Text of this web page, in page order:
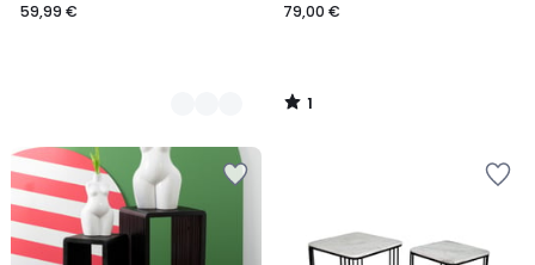
59,99 €
79,00 €
1
/